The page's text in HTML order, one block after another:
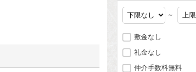
～
敷金なし
礼金なし
仲介手数料無料